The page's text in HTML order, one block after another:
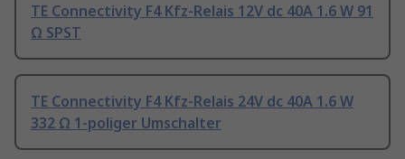
TE Connectivity F4 Kfz-Relais 12V dc 40A 1.6 W 91
Ω SPST
TE Connectivity F4 Kfz-Relais 24V dc 40A 1.6 W
332 Ω 1-poliger Umschalter